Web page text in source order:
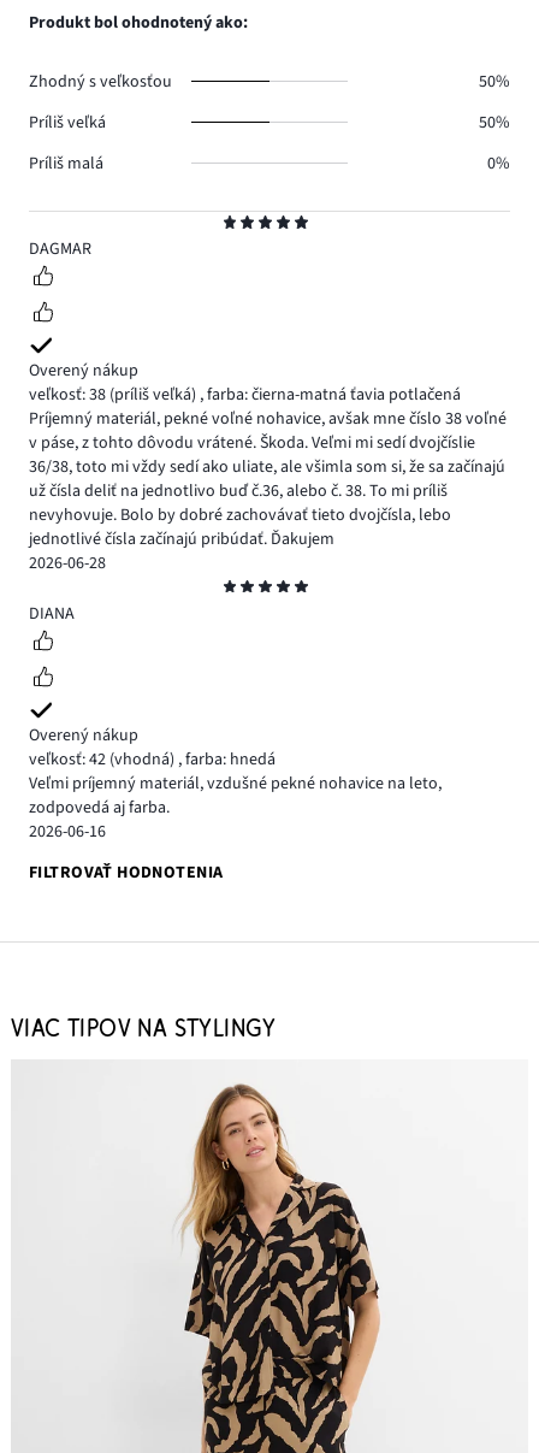
5
DAGMAR
Overený nákup
veľkosť: 38 (príliš veľká) ,farba: čierna-matná ťavia potlačená
Príjemný materiál, pekné voľné nohavice, avšak mne číslo 38 voľné
v páse, z tohto dôvodu vrátené. Škoda. Veľmi mi sedí dvojčíslie
36/38, toto mi vždy sedí ako uliate, ale všimla som si, že sa začínajú
už čísla deliť na jednotlivo buď č.36, alebo č. 38. To mi príliš
nevyhovuje. Bolo by dobré zachovávať tieto dvojčísla, lebo
jednotlivé čísla začínajú pribúdať. Ďakujem
2026-06-28
5
DIANA
Overený nákup
veľkosť: 42 (vhodná) ,farba: hnedá
Veľmi príjemný materiál, vzdušné pekné nohavice na leto,
zodpovedá aj farba.
2026-06-16
FILTROVAŤ HODNOTENIA
Produkt bol ohodnotený ako:
Zhodný s veľkosťou
50%
Príliš veľká
50%
Príliš malá
0%
VIAC TIPOV NA STYLINGY